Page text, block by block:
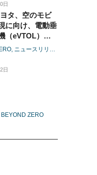
日
タ、空のモビ
に向け、電動垂
（eVTOL）の
合弁会社の設立
向けた体制整
し、機体の量産
ニュースリリース
日
BEYOND ZERO